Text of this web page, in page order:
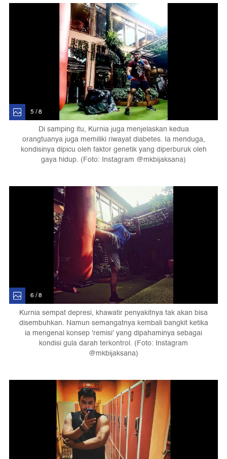
5 / 8
Di samping itu, Kurnia juga menjelaskan kedua
orangtuanya juga memiliki riwayat diabetes. Ia menduga,
kondisinya dipicu oleh faktor genetik yang diperburuk oleh
gaya hidup. (Foto: Instagram @mkbijaksana)
6 / 8
Kurnia sempat depresi, khawatir penyakitnya tak akan bisa
disembuhkan. Namun semangatnya kembali bangkit ketika
ia mengenal konsep 'remisi' yang dipahaminya sebagai
kondisi gula darah terkontrol. (Foto: Instagram
@mkbijaksana)